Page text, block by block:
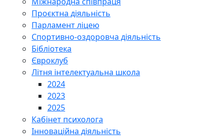
Проєктна діяльність
Парламент ліцею
Спортивно-оздоровча діяльність
Бібліотека
Євроклуб
Літня інтелектуальна школа
2024
2023
2025
Кабінет психолога
Інноваційна діяльність